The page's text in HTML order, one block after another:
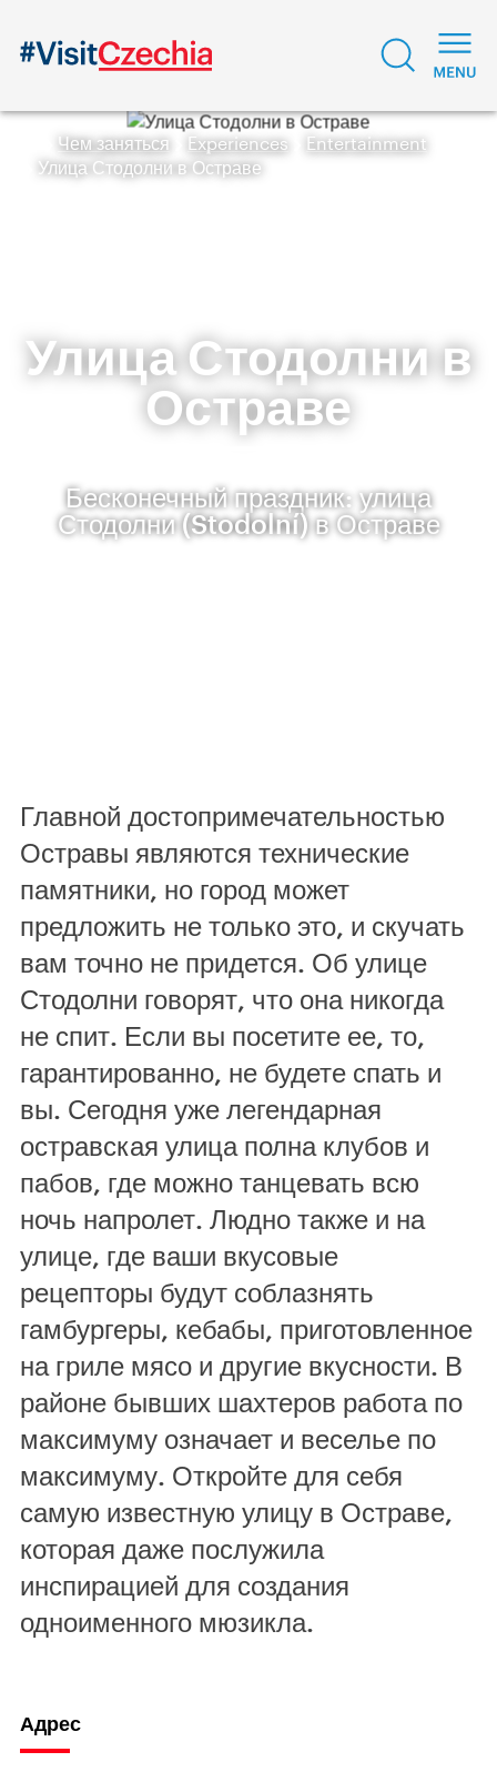
Чем заняться Experiences
Entertainment
Улица Стодолни в Остраве
Улица Стодолни в
Остраве
Бесконечный праздник: улица
Стодолни (Stodolní) в Остраве
Главной достопримечательностью
Остравы являются технические
памятники, но город может
предложить не только это, и скучать
вам точно не придется. Об улице
Стодолни говорят, что она никогда
не спит. Если вы посетите ее, то,
гарантированно, не будете спать и
вы. Сегодня уже легендарная
остравская улица полна клубов и
пабов, где можно танцевать всю
ночь напролет. Людно также и на
улице, где ваши вкусовые
рецепторы будут соблазнять
гамбургеры, кебабы, приготовленное
на гриле мясо и другие вкусности. В
районе бывших шахтеров работа по
максимуму означает и веселье по
максимуму. Откройте для себя
самую известную улицу в Остраве,
которая даже послужила
инспирацией для создания
одноименного мюзикла.
Адрес